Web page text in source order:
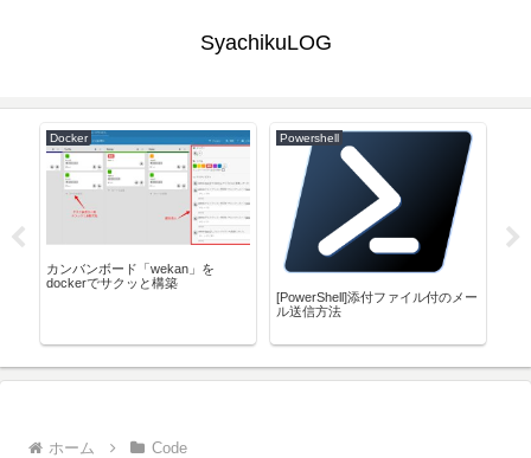
SyachikuLOG
Docker
カンバンボード「wekan」を
dockerでサクッと構築
Powershell
[PowerShell]添付ファイル付のメー
ル送信方法
ホーム Code